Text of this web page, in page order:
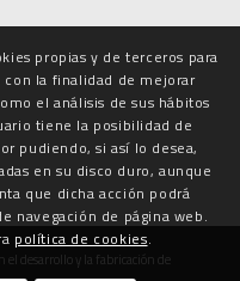
el desarrollo y la fabricación de
propias y de terceros para
la finalidad de mejorar
el análisis de sus hábitos
tiene la posibilidad de
pudiendo, si así lo desea,
en su disco duro, aunque
que dicha acción podrá
navegación de página web.
política de cookies.